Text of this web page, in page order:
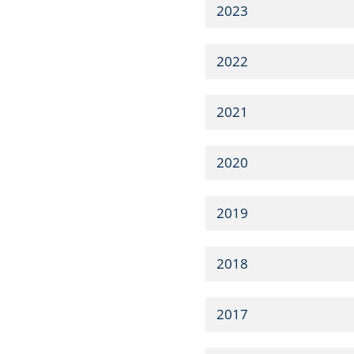
2023
2022
2021
2020
2019
2018
2017